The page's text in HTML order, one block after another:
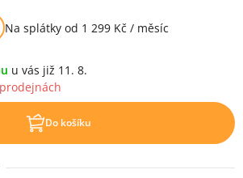
Na splátky od 1 299 Kč / měsíc
u vás již 11. 8.
prodejnách
Do košíku